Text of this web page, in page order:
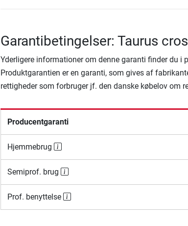
Garantibetingelser: Taurus
Yderligere informationer om denne garanti finder du i
Produktgarantien er en garanti, som gives af
rettigheder som forbruger jf. den danske købelov om
Producentgaranti
Hjemmebrug
Semiprof. brug
Prof. benyttelse